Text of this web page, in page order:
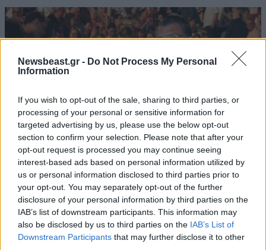
Newsbeast.gr - Do Not Process My Personal
Information
If you wish to opt-out of the sale, sharing to third parties, or
processing of your personal or sensitive information for
targeted advertising by us, please use the below opt-out
section to confirm your selection. Please note that after your
opt-out request is processed you may continue seeing
interest-based ads based on personal information utilized by
us or personal information disclosed to third parties prior to
your opt-out. You may separately opt-out of the further
disclosure of your personal information by third parties on the
IAB’s list of downstream participants. This information may
also be disclosed by us to third parties on the IAB’s List of
Downstream Participants that may further disclose it to other
LIFESTYLE 08·08·2026 09:01
Νία Βαρντάλος – Σπύρος Κατσαγάνης: Μια
σχέση που θυμίζει σενάριο ταινίας και μετρά
πάνω από τέσσερα χρόνια